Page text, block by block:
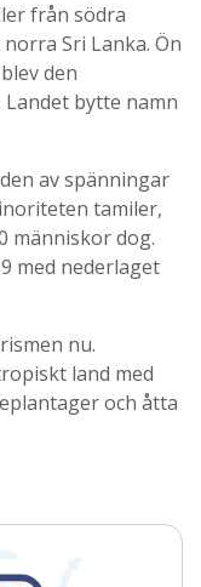
från södra
Sri Lanka. Ön
den
Landet bytte namn
av spänningar
tamiler,
människor dog.
med nederlaget
nu.
land med
och åtta